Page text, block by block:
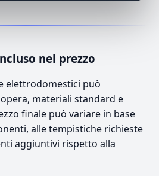
nel prezzo
elettrodomestici può
materiali standard e
finale può variare in base
alle tempistiche richieste
aggiuntivi rispetto alla